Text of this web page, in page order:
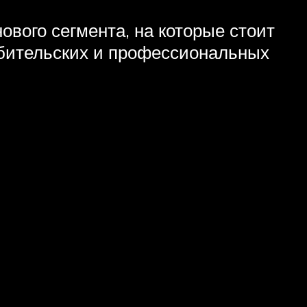
сегмента, на которые стоит
и профессиональных